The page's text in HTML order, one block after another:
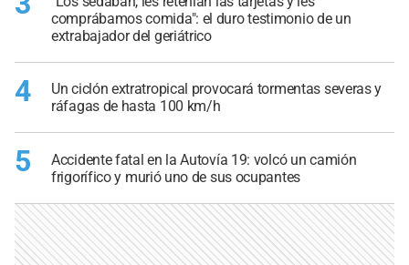
comprábamos comida": el duro testimonio de un
extrabajador del geriátrico
4
Un ciclón extratropical provocará tormentas severas y
ráfagas de hasta 100 km/h
5
Accidente fatal en la Autovía 19: volcó un camión
frigorífico y murió uno de sus ocupantes